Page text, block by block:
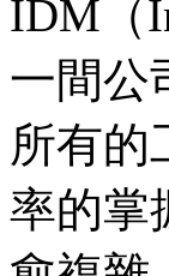
IDM（
一間公
所有的
率的掌